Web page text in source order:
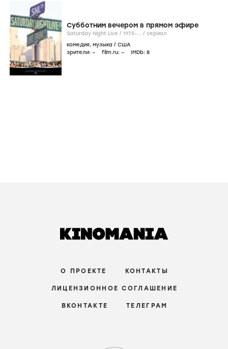
Субботним вечером в прямом эфире
Saturday Night Live / 1975-... / сериал
комедия, музыка / США
зрители: – film.ru: – IMDb: 8
О ПРОЕКТЕ КОНТАКТЫ
ЛИЦЕНЗИОННОЕ СОГЛАШЕНИЕ
ВКОНТАКТЕ ТЕЛЕГРАМ